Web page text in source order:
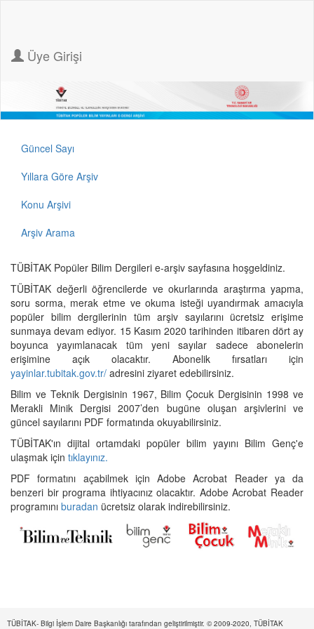
Üye Girişi
Güncel Sayı
Yıllara Göre Arşiv
Konu Arşivi
Arşiv Arama
TÜBİTAK Popüler Bilim Dergileri e-arşiv sayfasına hoşgeldiniz.
TÜBİTAK değerli öğrencilerde ve okurlarında araştırma yapma,
soru sorma, merak etme ve okuma isteği uyandırmak amacıyla
popüler bilim dergilerinin tüm arşiv sayılarını ücretsiz erişime
sunmaya devam ediyor. 15 Kasım 2020 tarihinden itibaren dört ay
boyunca yayımlanacak tüm yeni sayılar sadece abonelerin
erişimine açık olacaktır. Abonelik fırsatları için
yayinlar.tubitak.gov.tr/ adresini ziyaret edebilirsiniz.
Bilim ve Teknik Dergisinin 1967, Bilim Çocuk Dergisinin 1998 ve
Merakli Minik Dergisi 2007’den bugüne oluşan arşivlerini ve
güncel sayılarını PDF formatında okuyabilirsiniz.
TÜBİTAK'ın dijital ortamdaki popüler bilim yayını Bilim Genç'e
ulaşmak için tıklayınız.
PDF formatını açabilmek için Adobe Acrobat Reader ya da
benzeri bir programa ihtiyacınız olacaktır. Adobe Acrobat Reader
programını buradan ücretsiz olarak indirebilirsiniz.
TÜBİTAK- Bilgi İşlem Daire Başkanlığı tarafından geliştirilmiştir. © 2009-2020, TÜBİTAK